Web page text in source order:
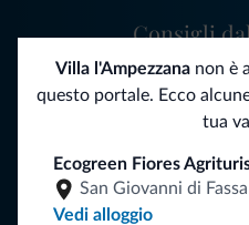
Villa l'Ampezzananon è
questo portale. Ecco
tua
Ecogreen Fiores
San Giovanni di Fassa
Vedi alloggio
Consigli
Riceverai informazioni,
ISCRIVITI